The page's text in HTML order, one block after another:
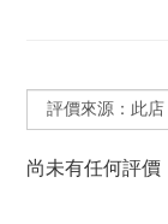
尚未有任何評價